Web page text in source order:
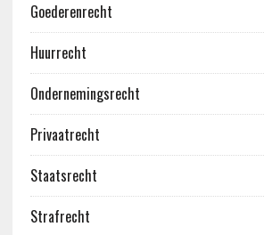
Goederenrecht
Huurrecht
Ondernemingsrecht
Privaatrecht
Staatsrecht
Strafrecht